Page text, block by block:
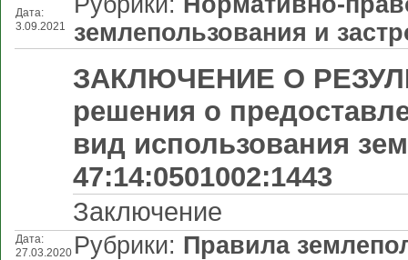
Дата:
3.09.2021
землепользования и
ЗАКЛЮЧЕНИЕ О
решения о
вид использования
47:14:0501002:1443
Заключение
Дата:
27.03.2020 Рубрики: Правила